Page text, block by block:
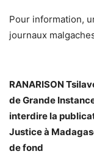
Pour information,
journaux
RANARISON
de Grande
interdire la
Justice à
de fond